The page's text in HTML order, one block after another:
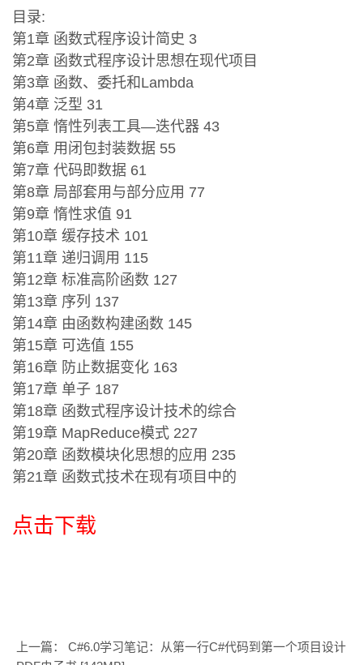
目录:
第1章 函数式程序设计简史 3
第2章 函数式程序设计思想在现代项目
第3章 函数、委托和Lambda
第4章 泛型 31
第5章 惰性列表工具—迭代器 43
第6章 用闭包封装数据 55
第7章 代码即数据 61
第8章 局部套用与部分应用 77
第9章 惰性求值 91
第10章 缓存技术 101
第11章 递归调用 115
第12章 标准高阶函数 127
第13章 序列 137
第14章 由函数构建函数 145
第15章 可选值 155
第16章 防止数据变化 163
第17章 单子 187
第18章 函数式程序设计技术的综合
第19章 MapReduce模式 227
第20章 函数模块化思想的应用 235
第21章 函数式技术在现有项目中的
点击下载
上一篇： C#6.0学习笔记：从第一行C#代码到第一个项目设计